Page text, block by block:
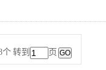
转到 页